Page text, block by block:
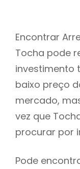
Encontrar
Tocha pode
investimento
baixo preço
mercado,
vez que
procurar por
Pode